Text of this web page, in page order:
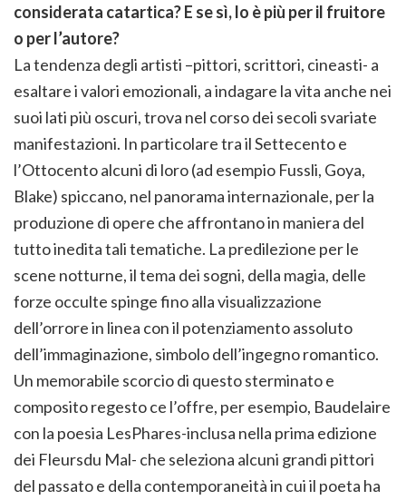
considerata catartica? E se sì, lo è più per il fruitore
o per l’autore?
La tendenza degli artisti –pittori, scrittori, cineasti- a
esaltare i valori emozionali, a indagare la vita anche nei
suoi lati più oscuri, trova nel corso dei secoli svariate
manifestazioni. In particolare tra il Settecento e
l’Ottocento alcuni di loro (ad esempio Fussli, Goya,
Blake) spiccano, nel panorama internazionale, per la
produzione di opere che affrontano in maniera del
tutto inedita tali tematiche. La predilezione per le
scene notturne, il tema dei sogni, della magia, delle
forze occulte spinge fino alla visualizzazione
dell’orrore in linea con il potenziamento assoluto
dell’immaginazione, simbolo dell’ingegno romantico.
Un memorabile scorcio di questo sterminato e
composito regesto ce l’offre, per esempio, Baudelaire
con la poesia LesPhares-inclusa nella prima edizione
dei Fleursdu Mal- che seleziona alcuni grandi pittori
del passato e della contemporaneità in cui il poeta ha